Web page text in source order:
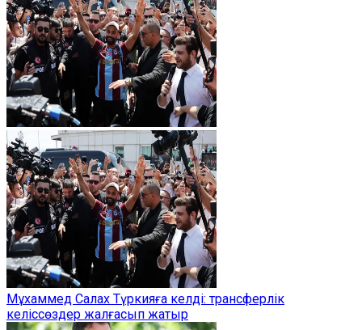
Мұхаммед Салах Түркияға келді: трансферлік
келіссөздер жалғасып жатыр